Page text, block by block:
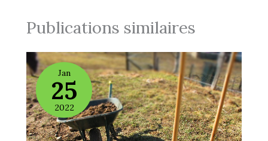
Publications similaires
Jan
25
2022